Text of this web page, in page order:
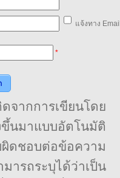
แจ้งทาง
*
จากการเขียนโดย
มาแบบอัตโนมัติ
ดชอบต่อข้อความ
รถระบุได้ว่าเป็น